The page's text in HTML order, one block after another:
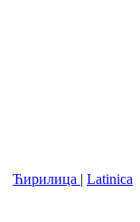
Ћирилица | Latinica